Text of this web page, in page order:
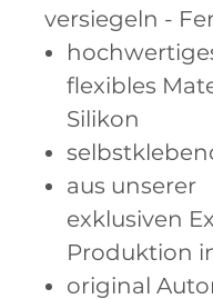
versiegeln -
flexibles
Silikon
aus unserer
exklusiven
Produktion
original